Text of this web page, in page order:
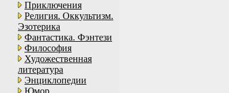
Приключения
Религия. Оккультизм.
Эзотерика
Фантастика. Фэнтези
Философия
Художественная
литература
Энциклопедии
Юмор